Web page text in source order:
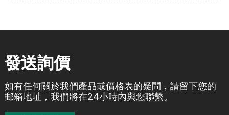
發送詢價
如有任何關於我們產品或價格表的疑問，請留下您的
郵箱地址，我們將在24小時內與您聯繫。